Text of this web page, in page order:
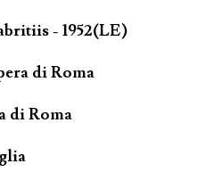
- 1952(LE)
di Roma
di Roma